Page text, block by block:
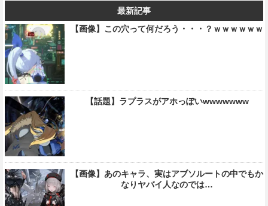
最新記事
【画像】この穴って何だろう・・・？ｗｗｗｗｗｗ
【話題】ラプラスがアホっぽいwwwwwww
【画像】あのキャラ、実はアブソルートの中でもか
なりヤバイ人なのでは…